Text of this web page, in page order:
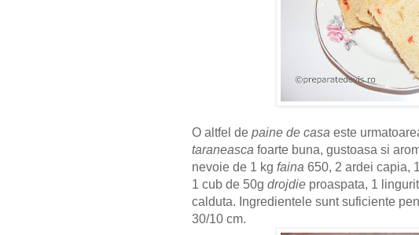
O altfel de paine de casa este
taraneasca foarte buna, gustoasa si
nevoie de 1 kg faina 650, 2 ardei capia, 1
1 cub de 50g drojdie proaspata, 1
calduta. Ingredientele sunt suficiente
30/10 cm.